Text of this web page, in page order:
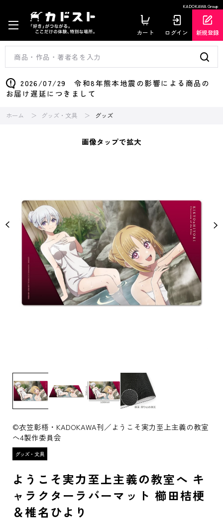
KADOKAWA Group
カート ログイン 新規登録
2026/07/29 令和8年熊本地震の影響による商品の
お届け遅延につきまして
ホーム グッズ・文具 グッズ
画像タップで拡大
©衣笠彰梧・KADOKAWA刊／ようこそ実力至上主義の教室
へ4製作委員会
ようこそ実力至上主義の教室へ キ
ャラクターラバーマット 櫛田桔梗
＆椎名ひより